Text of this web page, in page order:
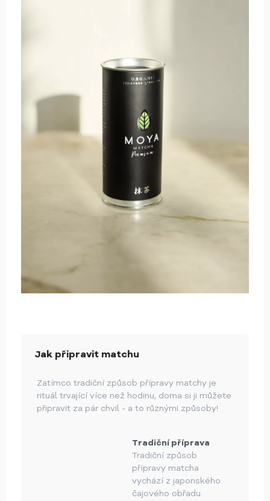
Jak připravit matchu
Zatímco tradiční způsob přípravy matchy je
rituál trvající více než hodinu, doma si ji můžete
připravit za pár chvil - a to různými způsoby!
Tradiční příprava
Tradiční způsob
přípravy matcha
vychází z japonského
čajového obřadu.